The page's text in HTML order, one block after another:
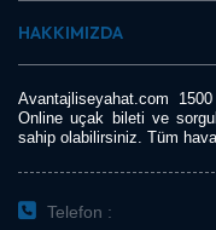
HAKKIMIZDA
Avantajliseyahat.com
Online uçak bileti ve
sahip olabilirsiniz. Tüm
Telefon :